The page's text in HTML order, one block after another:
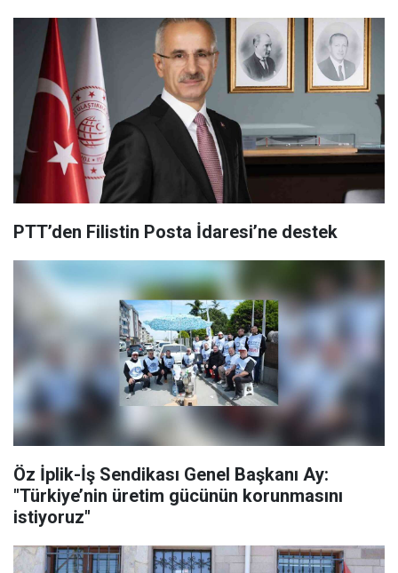
PTT’den Filistin Posta İdaresi’ne destek
Öz İplik-İş Sendikası Genel Başkanı Ay:
"Türkiye’nin üretim gücünün korunmasını
istiyoruz"